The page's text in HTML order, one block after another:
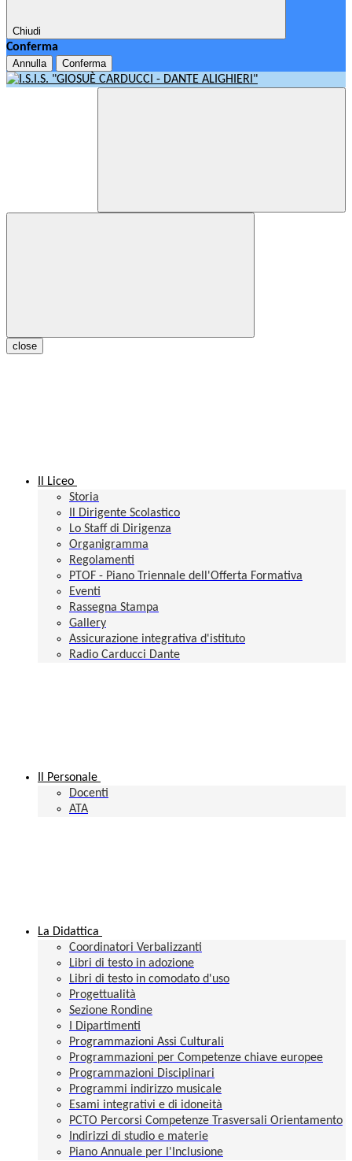
Chiudi
Conferma
Annulla Conferma
close
Il Liceo
Storia
Il Dirigente Scolastico
Lo Staff di Dirigenza
Organigramma
Regolamenti
PTOF - Piano Triennale dell'Offerta Formativa
Eventi
Rassegna Stampa
Gallery
Assicurazione integrativa d'istituto
Radio Carducci Dante
Il Personale
Docenti
ATA
La Didattica
Coordinatori Verbalizzanti
Libri di testo in adozione
Libri di testo in comodato d'uso
Progettualità
Sezione Rondine
I Dipartimenti
Programmazioni Assi Culturali
Programmazioni per Competenze chiave europee
Programmazioni Disciplinari
Programmi indirizzo musicale
Esami integrativi e di idoneità
PCTO Percorsi Competenze Trasversali Orientamento
Indirizzi di studio e materie
Piano Annuale per l'Inclusione